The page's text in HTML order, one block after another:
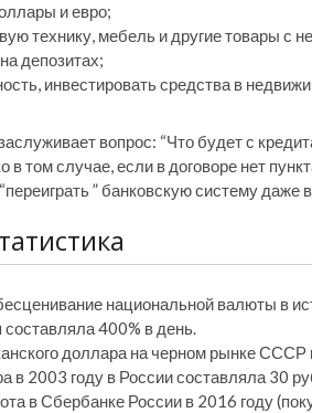
и евро;
технику, мебель и другие товары с
депозитах;
инвестировать средства в
вопрос: “Что будет с
в том случае, если в договоре нет
” банковскую систему даже
национальной валюты в
составляла 400% в день.
доллара на черном рынке СССР
в 2003 году в России составляла 30
в Сбербанке России в 2016 году